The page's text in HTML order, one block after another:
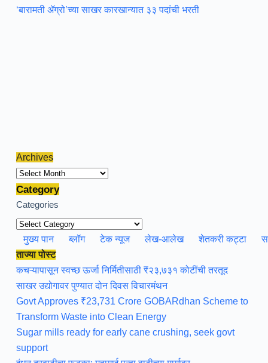
‘बारामती ॲग्रो’च्या साखर कारखान्यात ३३ पदांची भरती
Archives
Archives
Category
Categories
मुख्य पान ब्लॉग टेक न्यूज लेख-आलेख शेतकरी कट्टा
ताज्या पोस्ट
कचऱ्यापासून स्वच्छ ऊर्जा निर्मितीसाठी ₹२३,७३१ कोटींची तरतूद
साखर उद्योगावर पुण्यात दोन दिवस विचारमंथन
Govt Approves ₹23,731 Crore GOBARdhan Scheme to
Transform Waste into Clean Energy
Sugar mills ready for early cane crushing, seek govt
support